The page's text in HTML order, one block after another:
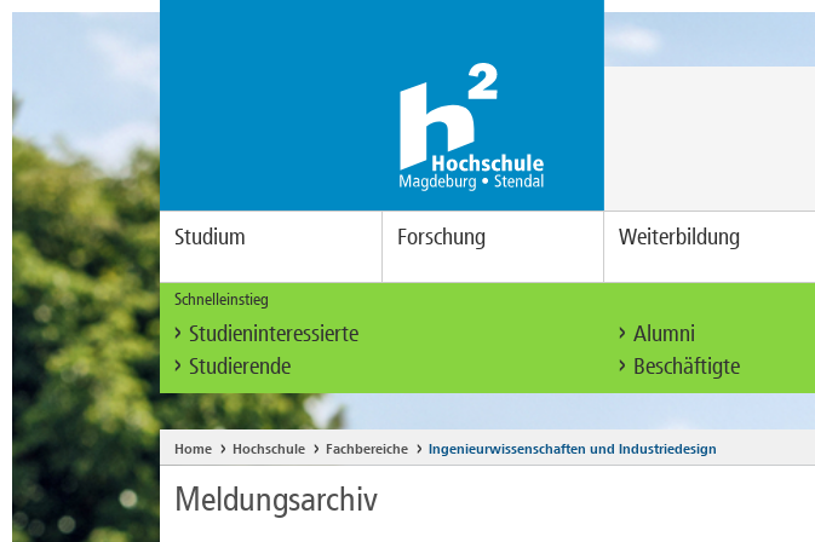
Studium Forschung Weiterbildung
Schnelleinstieg
Studieninteressierte Alumni
Studierende
Beschäftigte
Home Hochschule Fachbereiche Ingenieurwissenschaften und Industriedesign
Meldungsarchiv